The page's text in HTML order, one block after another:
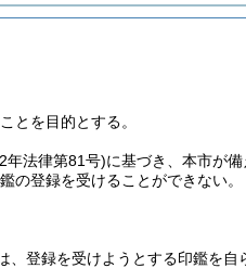
とを目的とする。
年法律第81号)に基づき、本市が
の登録を受けることができない。
、登録を受けようとする印鑑を自